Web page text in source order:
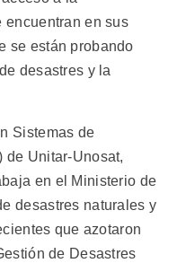
encuentran en sus
se están probando
desastres y la
Sistemas de
de Unitar-Unosat,
en el Ministerio de
desastres naturales y
que azotaron
de Desastres